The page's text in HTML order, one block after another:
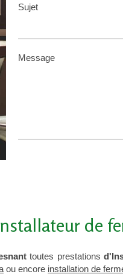
Sujet
Message
de
toutes prestations
ou encore installation de